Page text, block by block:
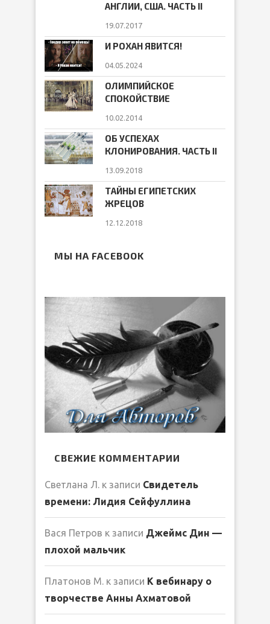
АНГЛИИ, США. ЧАСТЬ II
19.07.2017
И РОХАН ЯВИТСЯ!
04.05.2024
ОЛИМПИЙСКОЕ
СПОКОЙСТВИЕ
10.02.2014
ОБ УСПЕХАХ
КЛОНИРОВАНИЯ. ЧАСТЬ II
13.09.2018
ТАЙНЫ ЕГИПЕТСКИХ
ЖРЕЦОВ
12.12.2018
МЫ НА FACEBOOK
СВЕЖИЕ КОММЕНТАРИИ
Светлана Л. к записи Свидетель
времени: Лидия Сейфуллина
Вася Петров к записи Джеймс Дин —
плохой мальчик
Платонов М. к записи К вебинару о
творчестве Анны Ахматовой